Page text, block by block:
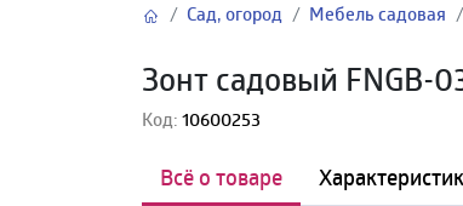
Сад, огород Мебель садовая
Зонт садовый FNGB-
Код:10600253
Всё о товаре